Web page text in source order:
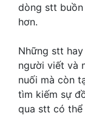
dòng stt
hơn.
Những stt
người viết và
nuối mà còn
tìm kiếm sự
qua stt có thể